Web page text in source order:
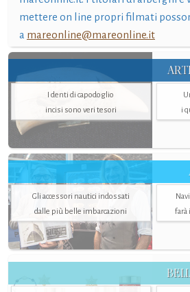
mettere on line propri filmati
a mareonline@mareonline.it
I denti di capodoglio
incisi sono veri tesori
i
Gli accessori nautici indossati
dalle più belle imbarcazioni
farà